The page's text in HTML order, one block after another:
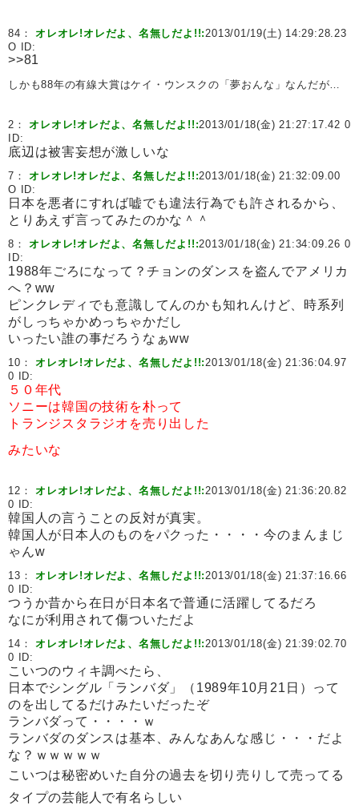
84：オレオレ!オレだよ、名無しだよ!!:2013/01/19(土) 14:29:28.23
O ID:
>>81
しかも88年の有線大賞はケイ・ウンスクの「夢おんな」なんだが…
2：オレオレ!オレだよ、名無しだよ!!:2013/01/18(金) 21:27:17.42 0
ID:
底辺は被害妄想が激しいな
7：オレオレ!オレだよ、名無しだよ!!:2013/01/18(金) 21:32:09.00
O ID:
日本を悪者にすれば嘘でも違法行為でも許されるから、
とりあえず言ってみたのかな＾＾
8：オレオレ!オレだよ、名無しだよ!!:2013/01/18(金) 21:34:09.26 0
ID:
1988年ごろになって？チョンのダンスを盗んでアメリカ
へ？ww
ピンクレディでも意識してんのかも知れんけど、時系列
がしっちゃかめっちゃかだし
いったい誰の事だろうなぁww
10：オレオレ!オレだよ、名無しだよ!!:2013/01/18(金) 21:36:04.97
0 ID:
５０年代
ソニーは韓国の技術を朴って
トランジスタラジオを売り出した
みたいな
12：オレオレ!オレだよ、名無しだよ!!:2013/01/18(金) 21:36:20.82
0 ID:
韓国人の言うことの反対が真実。
韓国人が日本人のものをパクった・・・・今のまんまじ
ゃんw
13：オレオレ!オレだよ、名無しだよ!!:2013/01/18(金) 21:37:16.66
0 ID:
つうか昔から在日が日本名で普通に活躍してるだろ
なにが利用されて傷ついただよ
14：オレオレ!オレだよ、名無しだよ!!:2013/01/18(金) 21:39:02.70
0 ID:
こいつのウィキ調べたら、
日本でシングル「ランバダ」（1989年10月21日）って
のを出してるだけみたいだったぞ
ランバダって・・・・ｗ
ランバダのダンスは基本、みんなあんな感じ・・・だよ
な？ｗｗｗｗｗ
こいつは秘密めいた自分の過去を切り売りして売ってる
タイプの芸能人で有名らしい